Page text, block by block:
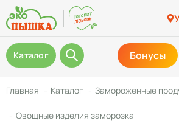
Каталог Бонусы
Главная Каталог Замороженные
Овощные изделия заморозка